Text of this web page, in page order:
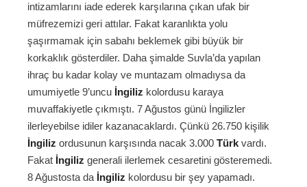
intizamlarını iade ederek karşılarına çıkan ufak bir
müfrezemizi geri attılar. Fakat karanlıkta yolu
şaşırmamak için sabahı beklemek gibi büyük bir
korkaklık gösterdiler. Daha şimalde Suvla’da yapılan
ihraç bu kadar kolay ve muntazam olmadıysa da
umumiyetle 9’uncu İngiliz kolordusu karaya
muvaffakiyetle çıkmıştı. 7 Ağustos günü İngilizler
ilerleyebilse idiler kazanacaklardı. Çünkü 26.750 kişilik
İngiliz ordusunun karşısında nacak 3.000 Türk vardı.
Fakat İngiliz generali ilerlemek cesaretini gösteremedi.
8 Ağustosta da İngiliz kolordusu bir şey yapamadı.